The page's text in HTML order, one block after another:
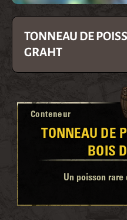
TONNEAU DE
GRAHT
Conteneur
TONNEAU DE
BOIS
Un poisson